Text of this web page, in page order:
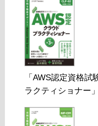
「AWS認定資格
ラクティショナー